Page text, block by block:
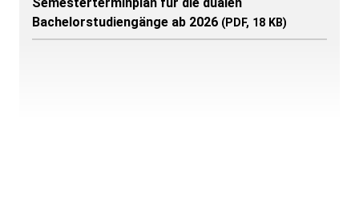
ATHE-Therm Heizungstechnik GmbH
Bachelorstudiengänge ab 2026 (PDF, 18 KB)